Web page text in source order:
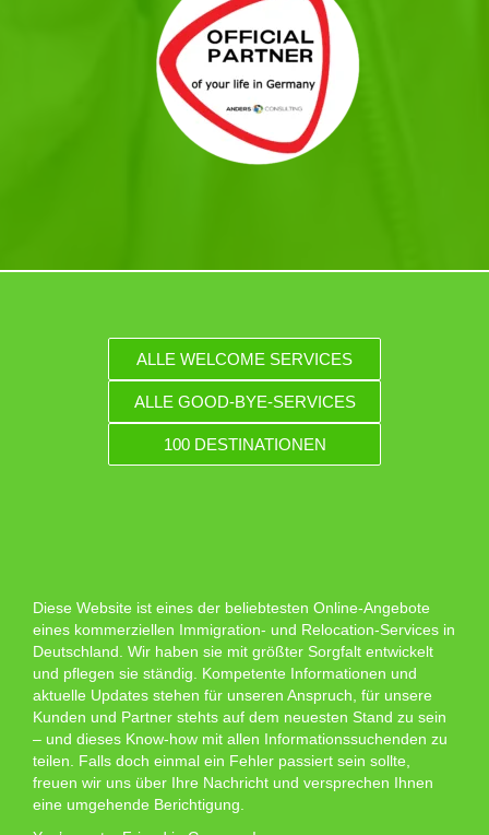
ALLE WELCOME SERVICES
ALLE GOOD-BYE-SERVICES
100 DESTINATIONEN
Diese Website ist eines der beliebtesten Online-Angebote
eines kommerziellen Immigration- und Relocation-Services in
Deutschland. Wir haben sie mit größter Sorgfalt entwickelt
und pflegen sie ständig. Kompetente Informationen und
aktuelle Updates stehen für unseren Anspruch, für unsere
Kunden und Partner stehts auf dem neuesten Stand zu sein
– und dieses Know-how mit allen Informationssuchenden zu
teilen. Falls doch einmal ein Fehler passiert sein sollte,
freuen wir uns über Ihre Nachricht und versprechen Ihnen
eine umgehende Berichtigung.